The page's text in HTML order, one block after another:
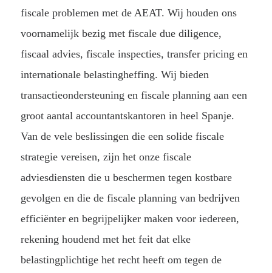
fiscale problemen met de AEAT. Wij houden ons
voornamelijk bezig met fiscale due diligence,
fiscaal advies, fiscale inspecties, transfer pricing en
internationale belastingheffing. Wij bieden
transactieondersteuning en fiscale planning aan een
groot aantal accountantskantoren in heel Spanje.
Van de vele beslissingen die een solide fiscale
strategie vereisen, zijn het onze fiscale
adviesdiensten die u beschermen tegen kostbare
gevolgen en die de fiscale planning van bedrijven
efficiënter en begrijpelijker maken voor iedereen,
rekening houdend met het feit dat elke
belastingplichtige het recht heeft om tegen de